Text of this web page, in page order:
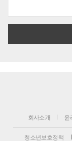
회사소개 윤
청소년보호정책